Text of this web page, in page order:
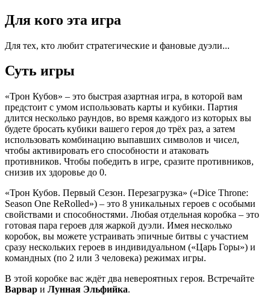
Для кого эта игра
Для тех, кто любит стратегические и фановые дуэли...
Суть игры
«Трон Кубов» – это быстрая азартная игра, в которой вам
предстоит с умом использовать карты и кубики. Партия
длится несколько раундов, во время каждого из которых вы
будете бросать кубики вашего героя до трёх раз, а затем
использовать комбинацию выпавших символов и чисел,
чтобы активировать его способности и атаковать
противников. Чтобы победить в игре, сразите противников,
снизив их здоровье до 0.
«Трон Кубов. Первый Сезон. Перезагрузка» («Dice Throne:
Season One ReRolled») – это 8 уникальных героев с особыми
свойствами и способностями. Любая отдельная коробка – это
готовая пара героев для жаркой дуэли. Имея несколько
коробок, вы можете устраивать эпичные битвы с участием
сразу нескольких героев в индивидуальном («Царь Горы») и
командных (по 2 или 3 человека) режимах игры.
В этой коробке вас ждёт два невероятных героя. Встречайте
Варвар и Лунная Эльфийка.